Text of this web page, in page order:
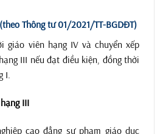
Thông tư 01/2021/TT-BGDĐT)
giáo viên hạng IV và chuyển xếp
III nếu đạt điều kiện, đồng thời
I.
III
cao đẳng sư phạm giáo dục